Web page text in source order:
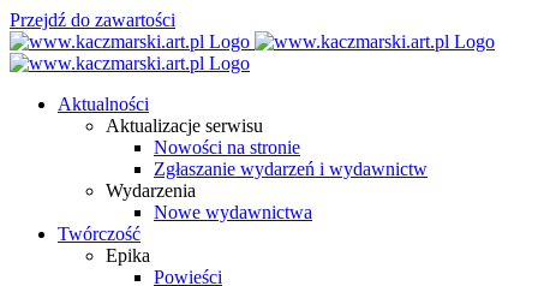
Przejdź do zawartości
Aktualności
Aktualizacje serwisu
Nowości na stronie
Zgłaszanie wydarzeń i wydawnictw
Wydarzenia
Nowe wydawnictwa
Twórczość
Epika
Powieści